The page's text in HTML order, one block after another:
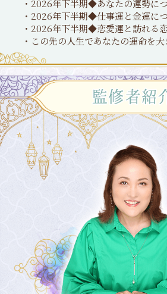
・2026年下半期◆あなたの運勢に
・2026年下半期◆仕事運と金運に
・2026年下半期◆恋愛運と訪れる
・この先の人生であなたの運命を